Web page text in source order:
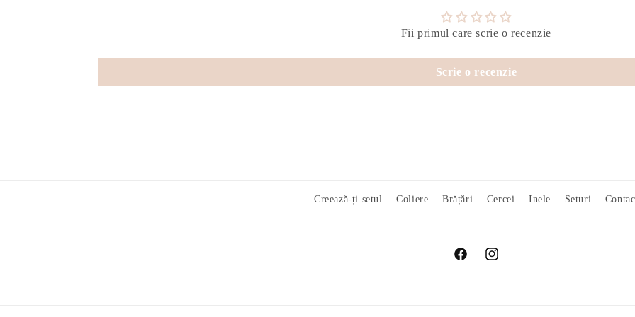
Fii primul care scrie o recenzie
Scrie o recenzie
Creează-ți setul Coliere Brățări Cercei Inele Seturi
FacebookInstagram